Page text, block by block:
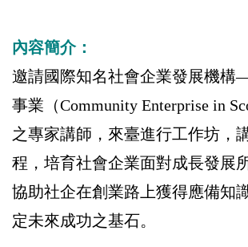
內容簡介：
邀請國際知名社會企業發展機構
事業（Community Enterprise in
之專家講師，來臺進行工作坊，
程，培育社會企業面對成長發展
協助社企在創業路上獲得應備知
定未來成功之基石。